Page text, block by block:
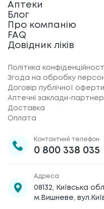
Аптеки
Блог
Про компанію
FAQ
Довідник ліків
Політика
Згода на обробку
Договір публічної оферти
Аптечні заклади-
Доставка
Оплата
Контактний телефон
0 800 338 035
Адреса
08132, Київська
м.Вишневе,